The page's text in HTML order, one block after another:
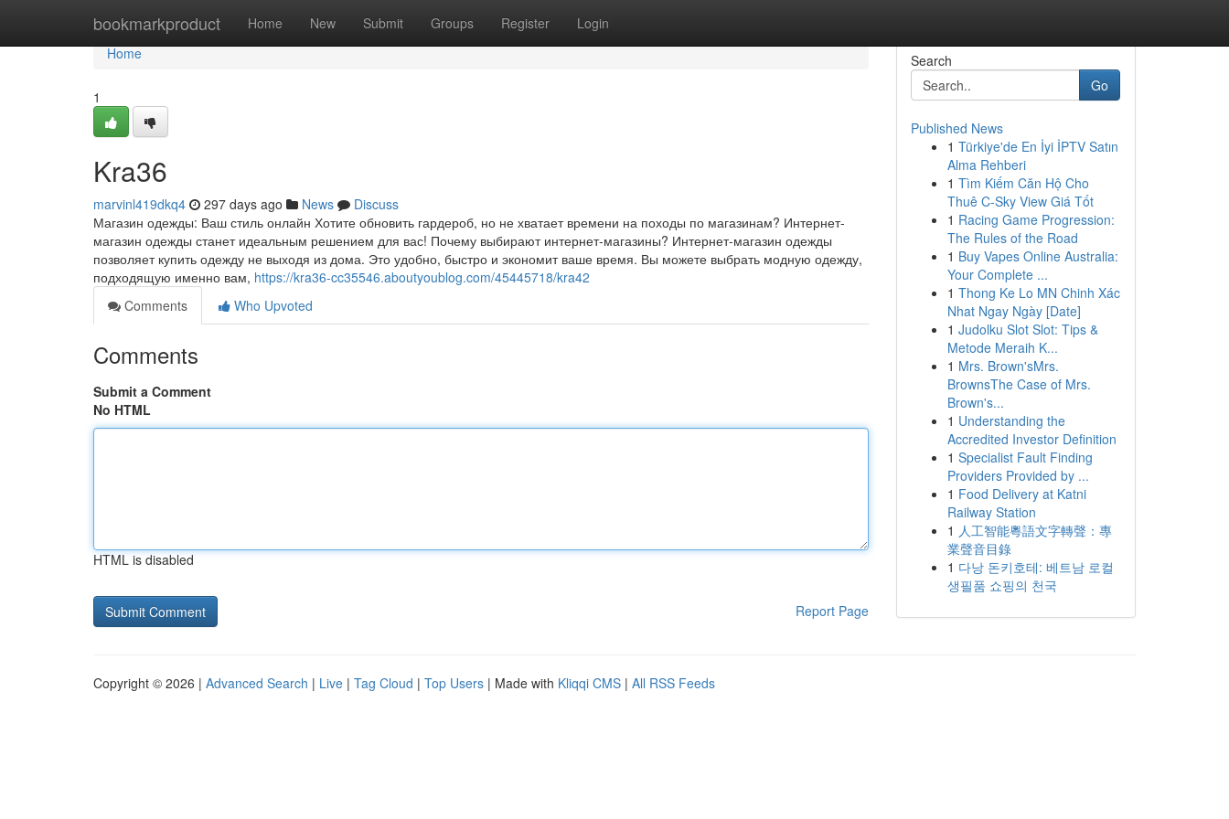
bookmarkproduct Home New Submit Groups Register Login
Home
Home
1
Kra36
marvinl419dkq4 297 days ago News
Discuss
Магазин одежды: Ваш стиль онлайн Хотите обновить гардероб, но не хватает времени на походы по магазинам? Интернет-
магазин одежды станет идеальным решением для вас! Почему выбирают интернет-магазины? Интернет-магазин одежды
позволяет купить одежду не выходя из дома. Это удобно, быстро и экономит ваше время. Вы можете выбрать модную одежду,
подходящую именно вам, https://kra36-cc35546.aboutyoublog.com/45445718/kra42
Comments
Who Upvoted
Comments
Submit a Comment
No HTML
HTML is disabled
Report Page
Search
Go
Published News
1 Türkiye'de En İyi İPTV Satın
Alma Rehberi
1 Tìm Kiếm Căn Hộ Cho
Thuê C-Sky View Giá Tốt
1 Racing Game Progression:
The Rules of the Road
1 Buy Vapes Online Australia:
Your Complete ...
1 Thong Ke Lo MN Chinh Xác
Nhat Ngay Ngày [Date]
1 Judolku Slot Slot: Tips &
Metode Meraih K...
1 Mrs. Brown'sMrs.
BrownsThe Case of Mrs.
Brown's...
1 Understanding the
Accredited Investor Definition
1 Specialist Fault Finding
Providers Provided by ...
1 Food Delivery at Katni
Railway Station
1 人工智能粵語文字轉聲：專
業聲音目錄
1 다낭 돈키호테: 베트남 로컬
생필품 쇼핑의 천국
Copyright © 2026 | Advanced Search | Live | Tag Cloud | Top Users | Made with Kliqqi CMS | All RSS Feeds